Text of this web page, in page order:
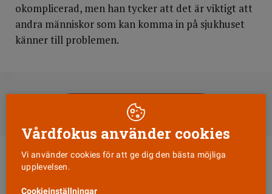
okomplicerad, men han tycker att det är viktigt att
andra människor som kan komma in på sjukhuset
känner till problemen.
Till Vårdfokus startsida
Vårdfokus använder cookies
Vi använder cookies för att ge dig den bästa möjliga
upplevelsen.
Cookieinställningar